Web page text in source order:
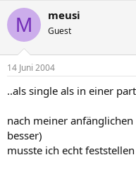
s
t
e
l
l
e
t
e
l
m
M meusi
Guest
14 Juni 2004
..als single als in einer
nach meiner
besser)
musste ich echt